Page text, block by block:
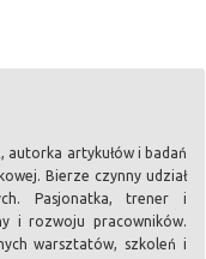
autorka artykułów i badań
Bierze czynny udział
Pasjonatka, trener i
i rozwoju pracowników.
warsztatów, szkoleń i